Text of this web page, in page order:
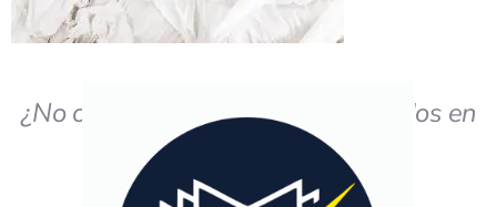
¿No obtiene los resultados deseados en
el estudio?